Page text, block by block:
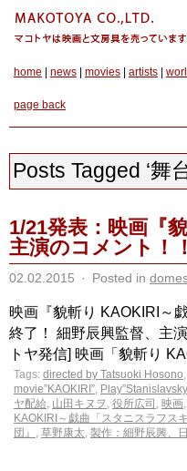
home news movies artists
page back
Posts Tagged ‘舞
1/21発表：映画『
主演のコメント！！
02.02.2015 · Posted in
映画『貌斬り KAOKIRI～
終了！ 細野辰興監督、主
トヤ発信] 映画「貌斬り
Tags: directed by Tatsuoki Hosono,
movie”KAOKIRI”,
ヤ配給, 山田キヌヲ , 役所広司 , 映画,
KAOKIRI～戯曲「スタニスラフス
団』 , 草野康太, 製作：細野辰興、